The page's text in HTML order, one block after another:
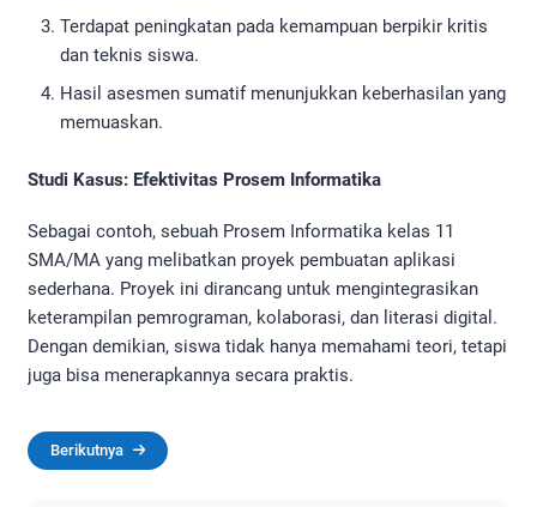
Terdapat peningkatan pada kemampuan berpikir kritis
dan teknis siswa.
Hasil asesmen sumatif menunjukkan keberhasilan yang
memuaskan.
Studi Kasus: Efektivitas Prosem Informatika
Sebagai contoh, sebuah Prosem Informatika kelas 11
SMA/MA yang melibatkan proyek pembuatan aplikasi
sederhana. Proyek ini dirancang untuk mengintegrasikan
keterampilan pemrograman, kolaborasi, dan literasi digital.
Dengan demikian, siswa tidak hanya memahami teori, tetapi
juga bisa menerapkannya secara praktis.
Berikutnya